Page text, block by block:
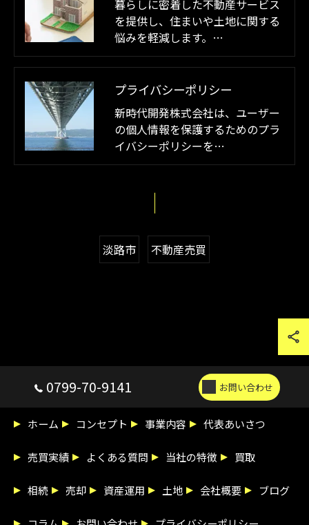
暮らしに密着した不動産サービス
を提供し、住まいや土地に関する
悩みを軽減します。…
プライバシーポリシー
新時代開発株式会社は、ユーザー
の個人情報を保護するためのプラ
イバシーポリシーを…
淡路市 不動産売買
0799-70-9141 お問い合わせ
ホーム コンセプト 事業内容 代表あいさつ
売買実績 よくある質問 当社の特徴 買取
相続 売却 資産運用 土地 会社概要 ブログ